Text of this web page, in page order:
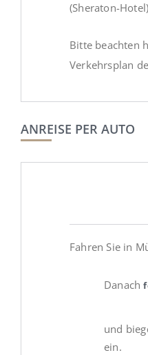
(Sheraton-Hotel)
Bitte beachten
Verkehrsplan
ANREISE PER AUTO
Fahren Sie in
Danach
und
ein.